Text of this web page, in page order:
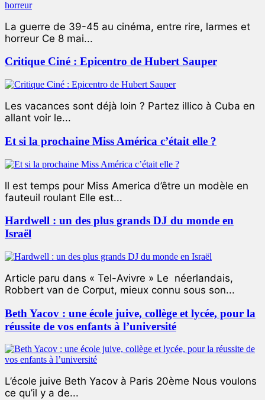
La guerre de 39-45 au cinéma, entre rire, larmes et
horreur Ce 8 mai...
Critique Ciné : Epicentro de Hubert Sauper
Les vacances sont déjà loin ? Partez illico à Cuba en
allant voir le...
Et si la prochaine Miss América c’était elle ?
ll est temps pour Miss America d’être un modèle en
fauteuil roulant Elle est...
Hardwell : un des plus grands DJ du monde en
Israël
Article paru dans « Tel-Avivre » Le néerlandais,
Robbert van de Corput, mieux connu sous son...
Beth Yacov : une école juive, collège et lycée, pour la
réussite de vos enfants à l’université
L’école juive Beth Yacov à Paris 20ème Nous voulons
ce qu’il y a de...